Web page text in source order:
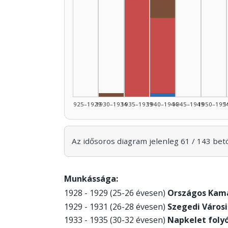
1925–1929 Rádióra alkalmazó,
1930–19341935–1939 Szerző,
1940–19441945–1949
Az idősoros diagram jelenleg 61 / 143
Munkássága:
1928 - 1929 (25-26 évesen) Országos
1929 - 1931 (26-28 évesen) Szegedi
1933 - 1935 (30-32 évesen) Napkelet